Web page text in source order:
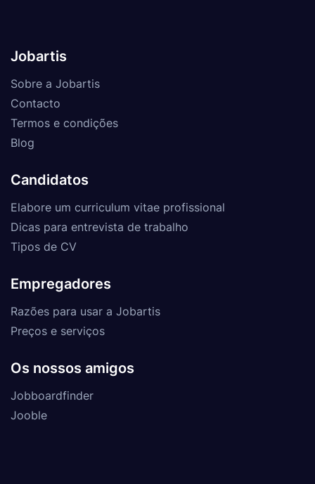
Jobartis
Sobre a Jobartis
Contacto
Termos e condições
Blog
Candidatos
Elabore um curriculum vitae profissional
Dicas para entrevista de trabalho
Tipos de CV
Empregadores
Razões para usar a Jobartis
Preços e serviços
Os nossos amigos
Jobboardfinder
Jooble